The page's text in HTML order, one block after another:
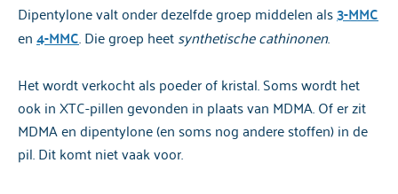
Dipentylone valt onder dezelfde groep middelen als3-MMC
en4-MMC. Die groep heetsynthetische cathinonen.
Het wordt verkocht als poeder of kristal. Soms wordt het
ook in XTC-pillen gevonden in plaats van MDMA. Of er zit
MDMA en dipentylone (en soms nog andere stoffen) in de
pil. Dit komt niet vaak voor.